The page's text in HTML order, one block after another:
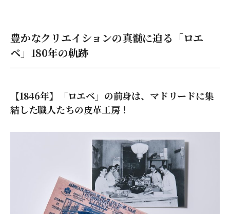
豊かなクリエイションの真髄に迫る「ロエ
ベ」180年の軌跡
【1846年】「ロエベ」の前身は、マドリードに集
結した職人たちの皮革工房！